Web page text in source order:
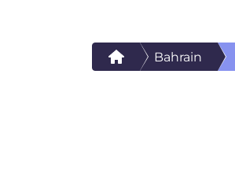
Bahrain